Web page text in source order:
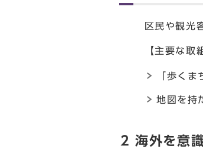
区民や観光
【主要な取
「歩く
地図を持
2 海外を意